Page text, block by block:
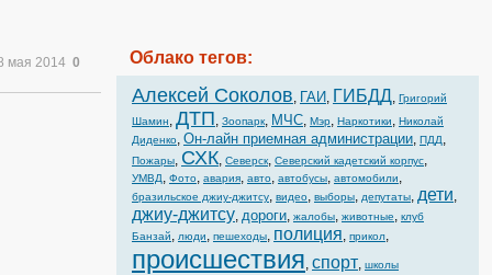
мая 2014 0 Облако тегов:
Алексей Соколов, ГАИ, ГИБДД, Григорий
Шамин, ДТП, Зоопарк, МЧС, Мэр, Наркотики, Николай
Диденко, Он-лайн приемная администрации, ПДД,
Пожары, СХК, Северск, Северский кадетский корпус,
УМВД, Фото, авария, авто, автобусы, автомобили,
бразильское джиу-джитсу, видео, выборы, депутаты, дети,
джиу-джитсу, дороги, жалобы, животные, клуб
Банзай, люди, пешеходы, полиция, прикол,
происшествия, спорт, школы